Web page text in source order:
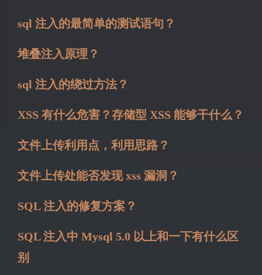
sql 注入的最简单的测试语句？
堆叠注入原理？
sql 注入的绕过方法？
XSS 有什么危害？存储型 XSS 能够干什么？
文件上传利用点，利用思路？
文件上传处能否发现 xss 漏洞？
SQL 注入的修复方案？
SQL 注入中 Mysql 5.0 以上和一下有什么区
别